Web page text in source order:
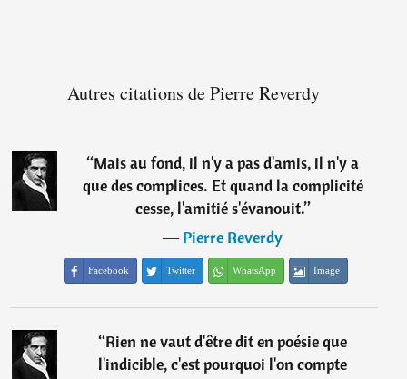
Autres citations de Pierre Reverdy
“Mais au fond, il n'y a pas d'amis, il n'y a
que des complices. Et quand la complicité
cesse, l'amitié s'évanouit.”
―Pierre Reverdy
Facebook Twitter WhatsApp Image
“Rien ne vaut d'être dit en poésie que
l'indicible, c'est pourquoi l'on compte